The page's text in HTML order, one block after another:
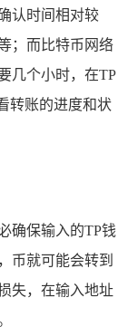
认时间相对较
；而比特币网络
几个小时，在TP
转账的进度和状
确保输入的TP钱
币就可能会转到
失，在输入地址